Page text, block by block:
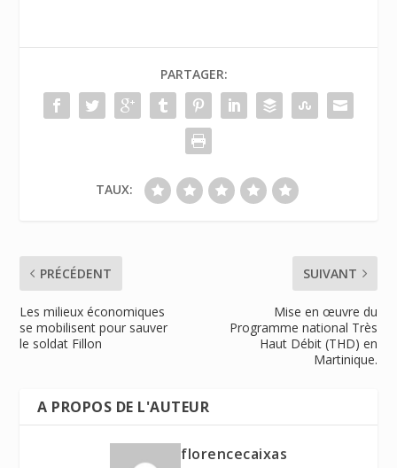
PARTAGER:
TAUX:
PRÉCÉDENT
Les milieux économiques
se mobilisent pour sauver
le soldat Fillon
SUIVANT
Mise en œuvre du
Programme national Très
Haut Débit (THD) en
Martinique.
A PROPOS DE L'AUTEUR
florencecaixas